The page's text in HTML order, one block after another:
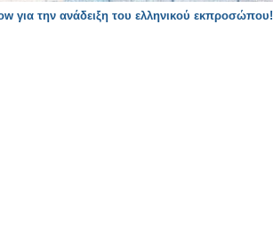
για την ανάδειξη του ελληνικού εκπροσώπου!